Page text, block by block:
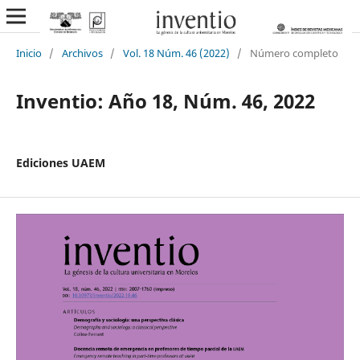
Inicio / Archivos / Vol. 18 Núm. 46 (2022) / Número completo
Inventio: Año 18, Núm. 46, 2022
Ediciones UAEM